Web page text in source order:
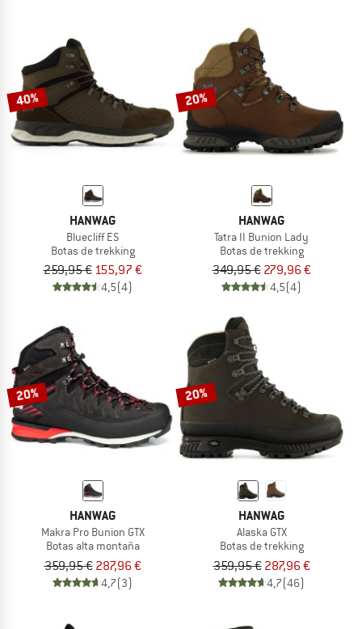
40%
HANWAG
Bluecliff ES
Botas de trekking
259,95 € 155,97 €
4,5(4)
20%
HANWAG
Tatra II Bunion Lady
Botas de trekking
349,95 € 279,96 €
4,5(4)
20%
HANWAG
Makra Pro Bunion GTX
Botas alta montaña
359,95 € 287,96 €
4,7(3)
20%
HANWAG
Alaska GTX
Botas de trekking
359,95 € 287,96 €
4,7(46)